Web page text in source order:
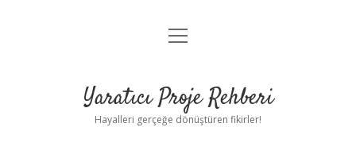
Anasayfa
Yasal Uyarı
menüyü
Yaratıcı Proje Rehberi
Hayalleri gerçeğe dönüştüren fikirler!